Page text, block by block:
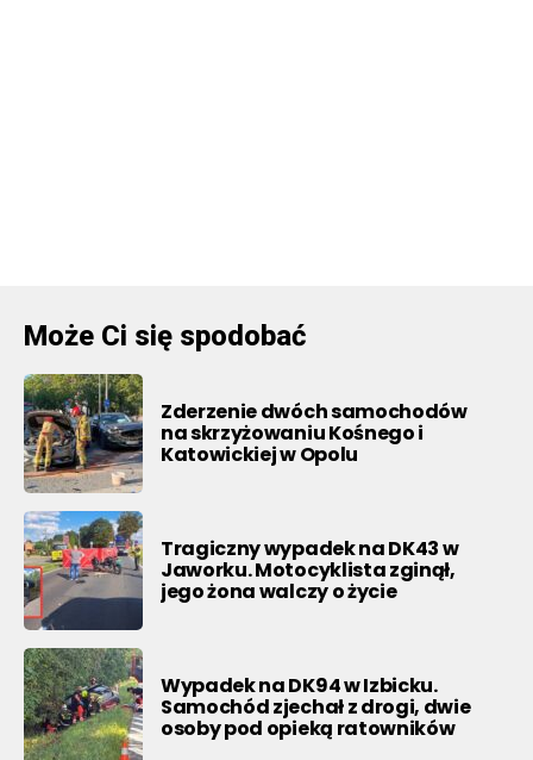
Może Ci się spodobać
Zderzenie dwóch samochodów
na skrzyżowaniu Kośnego i
Katowickiej w Opolu
Tragiczny wypadek na DK43 w
Jaworku. Motocyklista zginął,
jego żona walczy o życie
Wypadek na DK94 w Izbicku.
Samochód zjechał z drogi, dwie
osoby pod opieką ratowników